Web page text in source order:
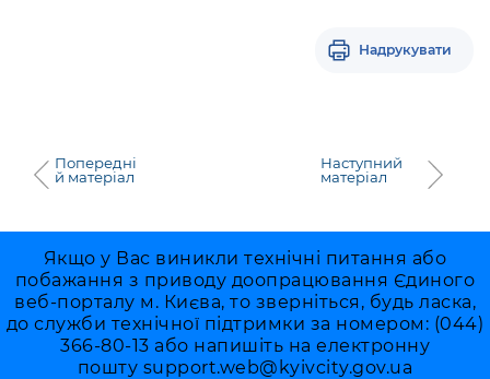
Надрукувати
Попередні
й матеріал
Наступний
матеріал
Якщо у Вас виникли технічні питання або
побажання з приводу доопрацювання Єдиного
веб-порталу м. Києва, то зверніться, будь ласка,
до служби технічної підтримки за номером: (044)
366-80-13 або напишіть на електронну
пошту support.web@kyivcity.gov.ua